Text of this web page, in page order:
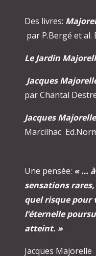
Des livres:
par P.Bergé et al.
Le Jardin
Jacques
par Chantal
Jacques Majorelle
Marcilhac
Une pensée: « …
sensations
quel risque pour
l’éternelle
atteint. »
Jacques Majorelle